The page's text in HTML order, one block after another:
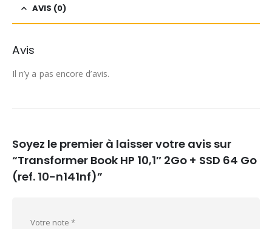
AVIS (0)
Avis
Il n’y a pas encore d’avis.
Soyez le premier à laisser votre avis sur
“Transformer Book HP 10,1″ 2Go + SSD 64 Go
(ref. 10-n141nf)”
Votre note *